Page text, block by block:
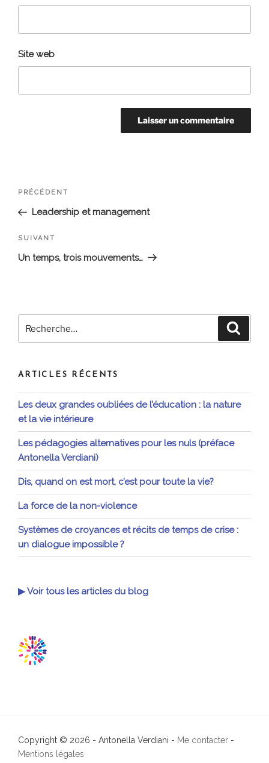
Site web
Navigation
Article
précédent
PRÉCÉDENT
Leadership et management
Article
suivant
SUIVANT
Un temps, trois mouvements…
pour
ARTICLES RÉCENTS
Les deux grandes oubliées de l’éducation : la nature
et la vie intérieure
Les pédagogies alternatives pour les nuls (préface
Antonella Verdiani)
Dis, quand on est mort, c’est pour toute la vie?
La force de la non-violence
Systèmes de croyances et récits de temps de crise :
un dialogue impossible ?
▶ Voir tous les articles du blog
Copyright © 2026 - Antonella Verdiani - Me contacter -
Mentions légales